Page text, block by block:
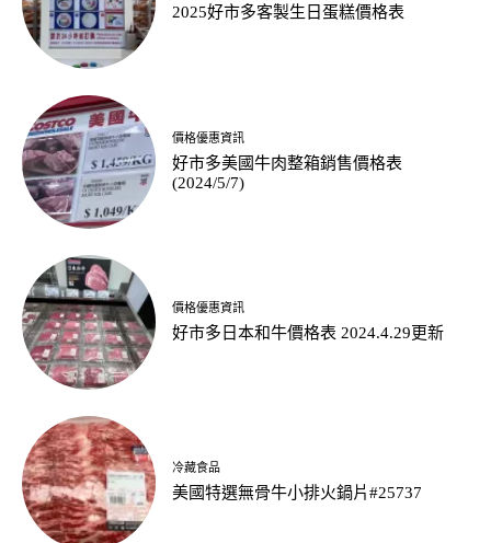
2025好市多客製生日蛋糕價格表
價格優惠資訊
好市多美國牛肉整箱銷售價格表
(2024/5/7)
價格優惠資訊
好市多日本和牛價格表 2024.4.29更新
冷藏食品
美國特選無骨牛小排火鍋片#25737